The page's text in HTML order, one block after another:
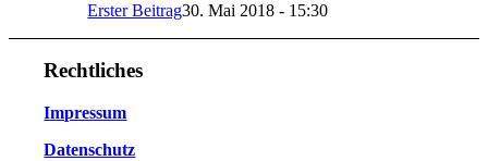
Erster Beitrag30. Mai 2018 - 15:30
Rechtliches
Impressum
Datenschutz